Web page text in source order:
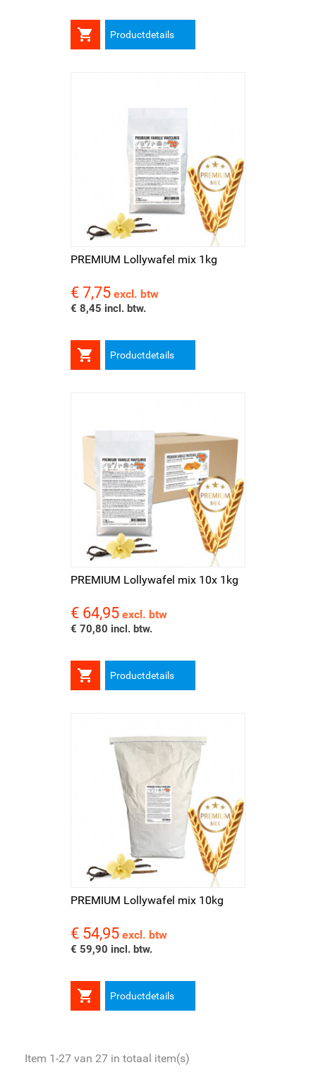
 Productdetails
PREMIUM Lollywafel mix 1kg
Prijs
€ 7,75 excl. btw
€ 8,45 incl. btw.
 Productdetails
PREMIUM Lollywafel mix 10x 1kg
Prijs
€ 64,95 excl. btw
€ 70,80 incl. btw.
 Productdetails
PREMIUM Lollywafel mix 10kg
Prijs
€ 54,95 excl. btw
€ 59,90 incl. btw.
 Productdetails
Item 1-27 van 27 in totaal item(s)